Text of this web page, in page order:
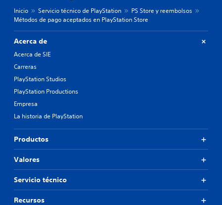
Inicio Servicio técnico de PlayStation
PS Store y reembolsos
Métodos de pago aceptados en PlayStation Store
Acerca de
Acerca de SIE
Carreras
PlayStation Studios
PlayStation Productions
Empresa
La historia de PlayStation
Productos
Valores
Servicio técnico
Recursos